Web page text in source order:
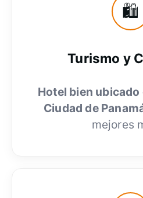
🛍️
Turismo y
Hotel bien
Ciudad de
mejores